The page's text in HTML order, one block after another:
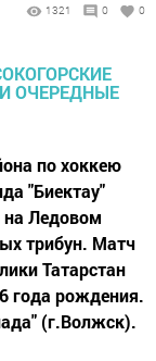
1321 0 0
по хоккею
"Биектау"
на Ледовом
трибун. Матч
Татарстан
года рождения.
(г.Волжск).